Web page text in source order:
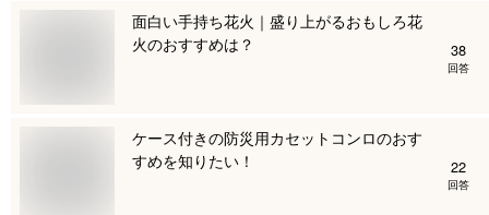
面白い手持ち花火｜盛り上がるおもしろ花
火のおすすめは？
38
回答
ケース付きの防災用カセットコンロのおす
すめを知りたい！
22
回答